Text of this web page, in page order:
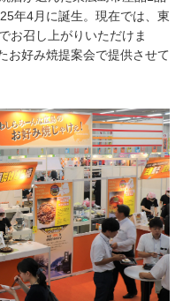
年4月に誕生。現在では、東
お召し上がりいただけま
お好み焼提案会で提供させて